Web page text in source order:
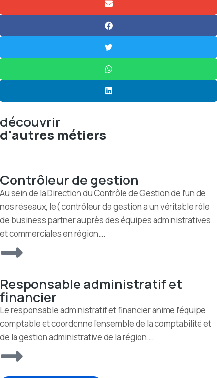
découvrir
d'autres métiers
Contrôleur de gestion
Au sein de la Direction du Contrôle de Gestion de l’un de
nos réseaux, le( contrôleur de gestion a un véritable rôle
de business partner auprès des équipes administratives
et commerciales en région….
Responsable administratif et
financier
Le responsable administratif et financier anime l’équipe
comptable et coordonne l’ensemble de la comptabilité et
de la gestion administrative de la région….